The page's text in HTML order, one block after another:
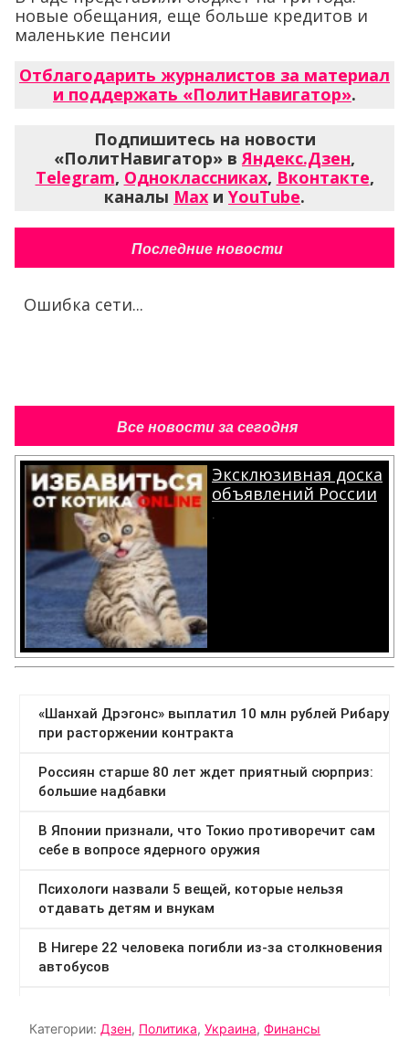
новые обещания, еще больше кредитов и
маленькие пенсии
Отблагодарить журналистов за материал
и поддержать «ПолитНавигатор».
Подпишитесь на новости
«ПолитНавигатор» в Яндекс.Дзен,
Telegram, Одноклассниках, Вконтакте,
каналы Max и YouTube.
Последние новости
Ошибка сети...
Все новости за сегодня
Эксклюзивная доска
объявлений России
.
Категории: Дзен, Политика, Украина, Финансы